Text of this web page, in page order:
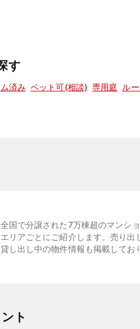
す
済み ペット可(相談) 専用庭 ル
全国で分譲された7万棟超のマンシ
エリアごとにご紹介します。売り出
貸し出し中の物件情報も掲載してお
ト